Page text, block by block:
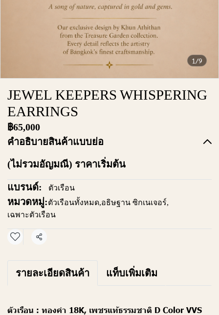
1/9
JEWEL KEEPERS WHISPERING
EARRINGS
฿65,000
คำอธิบายสินค้าแบบย่อ
(ไม่รวมอัญมณี) ราคาเริ่มต้น
แบรนด์: ตัวเรือน
หมวดหมู่:ตัวเรือนทั้งหมด,อธิษฐาน ซิกเนเจอร์,
เฉพาะตัวเรือน
แชร์
รายละเอียดสินค้า แท็บเพิ่มเติม
ตัวเรือน : ทองคำ 18K, เพชรแท้ธรรมชาติ D Color VVS